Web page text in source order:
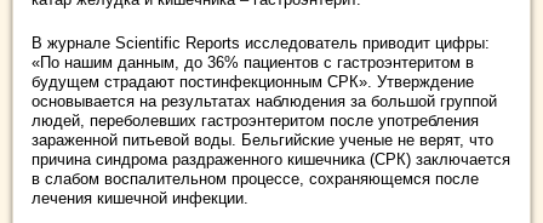
В журнале Scientific Reports исследователь приводит цифры:
«По нашим данным, до 36% пациентов с гастроэнтеритом в
будущем страдают постинфекционным СРК». Утверждение
основывается на результатах наблюдения за большой группой
людей, переболевших гастроэнтеритом после употребления
зараженной питьевой воды. Бельгийские ученые не верят, что
причина синдрома раздраженного кишечника (СРК) заключается
в слабом воспалительном процессе, сохраняющемся после
лечения кишечной инфекции.